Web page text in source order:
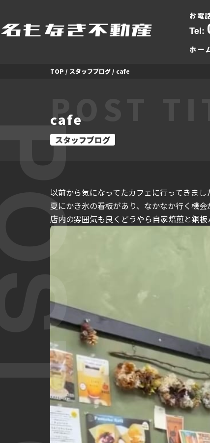
お電
Tel:
ホー
TOP / スタッフブログ / cafe
POST
cafe
スタッフブログ
以前から気になってたカフェに行ってきまし
夏にかき氷の看板があり、なかなか行く機
店内の雰囲気も良くどうやら自家焙煎と銅